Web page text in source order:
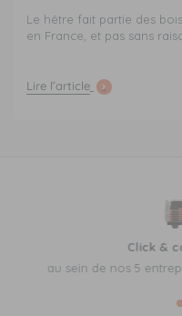
Le hêtre fait partie des
en France, et pas sans
Lire l’article
Click &
au sein de nos 5